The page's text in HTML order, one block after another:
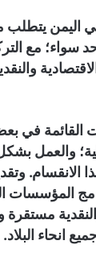
اليمن يتطلب
سواء؛ مع
الاقتصادية
القائمة في
والعمل
الانقسام.
المؤسسات
انحاء البلاد.